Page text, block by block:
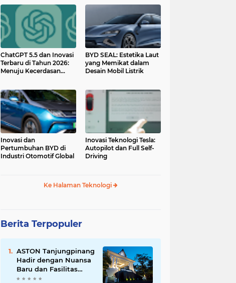
ChatGPT 5.5 dan Inovasi
Terbaru di Tahun 2026:
Menuju Kecerdasan
BYD SEAL: Estetika Laut
yang Memikat dalam
Desain Mobil Listrik
Inovasi dan
Pertumbuhan BYD di
Industri Otomotif Global
Inovasi Teknologi Tesla:
Autopilot dan Full Self-
Driving
Ke Halaman Teknologi
Berita Terpopuler
ASTON Tanjungpinang
Hadir dengan Nuansa
Baru dan Fasilitas
Lengkap untuk